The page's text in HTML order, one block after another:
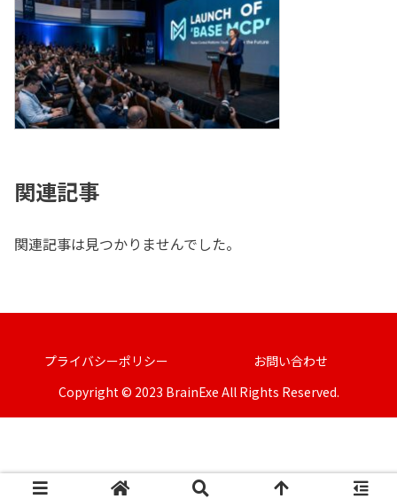
関連記事
関連記事は見つかりませんでした。
プライバシーポリシー
お問い合わせ
Copyright © 2023 BrainExe All Rights Reserved.